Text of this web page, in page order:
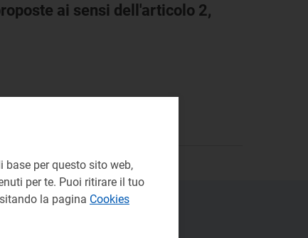
ai sensi dell'articolo 2,
per questo sito web,
per te. Puoi ritirare il tuo
la pagina Cookies